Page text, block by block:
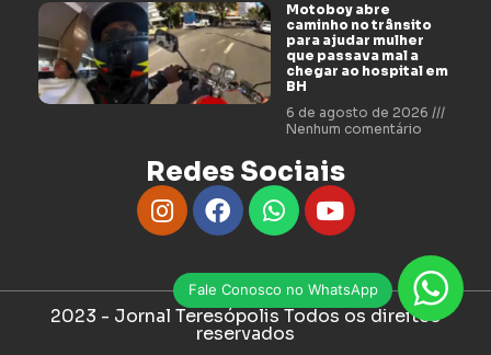
Fale Conosco no WhatsApp
Motoboy abre
caminho no trânsito
para ajudar mulher
que passava mal a
chegar ao hospital em
BH
6 de agosto de 2026
Nenhum comentário
Redes Sociais
2023 - Jornal Teresópolis Todos os direitos
reservados